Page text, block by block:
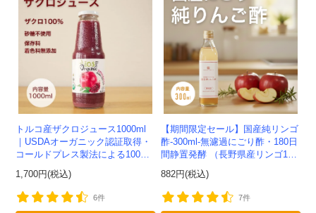
トルコ産ザクロジュース1000ml
｜USDAオーガニック認証取得・
コールドプレス製法による100%
1,700円(税込)
6件
【期間限定セール】国産純リンゴ
酢-300ml-無濾過にごり酢・180日
間静置発酵 （長野県産リンゴ10
882円(税込)
7件